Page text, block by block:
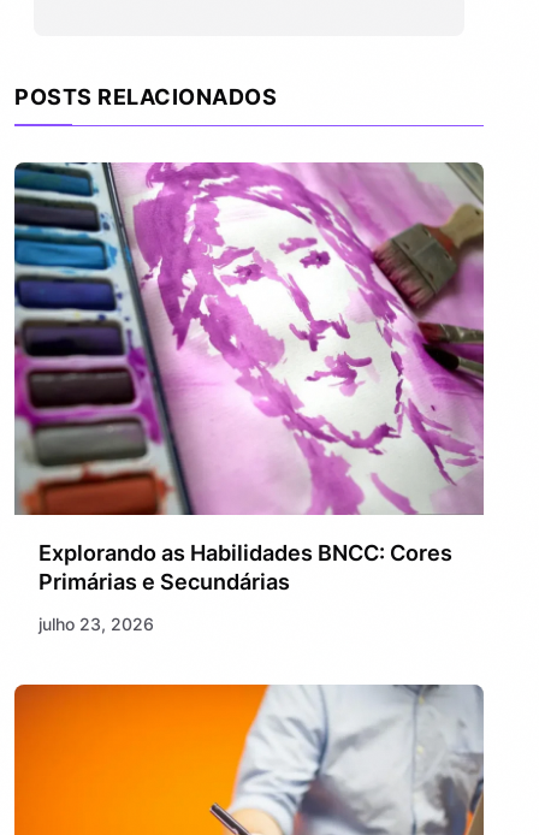
POSTS RELACIONADOS
Explorando as Habilidades BNCC: Cores
Primárias e Secundárias
julho 23, 2026